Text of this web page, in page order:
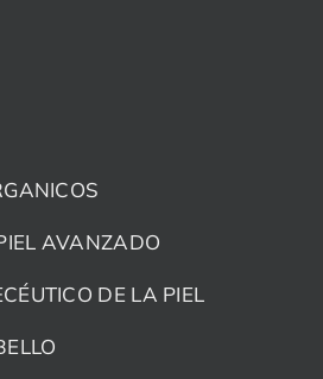
AVANZADO
DE LA PIEL